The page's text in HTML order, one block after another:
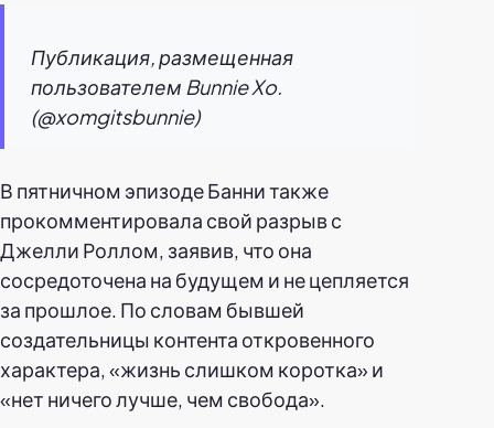
Публикация, размещенная
пользователем Bunnie Xo.
(@xomgitsbunnie)
В пятничном эпизоде Банни также
прокомментировала свой разрыв с
Джелли Роллом, заявив, что она
сосредоточена на будущем и не цепляется
за прошлое. По словам бывшей
создательницы контента откровенного
характера, «жизнь слишком коротка» и
«нет ничего лучше, чем свобода».